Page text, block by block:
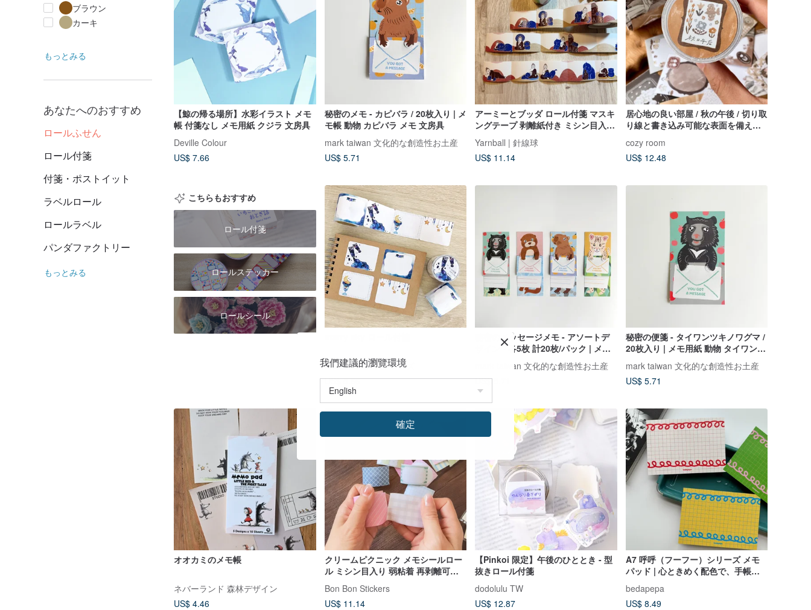
ブラウン
カーキ
もっとみる
あなたへのおすすめ
ロールふせん
ロール付箋
付箋・ポストイット
ラベルロール
ロールラベル
パンダファクトリー
もっとみる
【鯨の帰る場所】水彩イラスト メモ
帳 付箋なし メモ用紙 クジラ 文房具
Deville Colour
US$ 7.66
秘密のメモ - カピバラ / 20枚入り | メ
モ帳 動物 カピバラ メモ 文房具
mark taiwan 文化的な創造性お土産
US$ 5.71
アーミーとブッダ ロール付箋 マスキ
ングテープ 剥離紙付き ミシン目入り
書き込み可能 文房具
Yarnball | 針線球
US$ 11.14
居心地の良い部屋 / 秋の午後 / 切り取
り線と書き込み可能な表面を備えた
cozy room
US$ 12.48
こちらもおすすめ
ロール付箋
ロールステッカー
ロールシール
&colors アンドカラーズ
US$ 5.66
秘密のメッセージメモ - アソートデ
ザイン - 各5枚 計20枚/パック | メモ
帳 カワウソ カピバラ クロクマ オオ
mark taiwan 文化的な創造性お土産
US$ 5.71
秘密の便箋 - タイワンツキノワグマ /
20枚入り | メモ用紙 動物 タイワンツ
キノワグマ ツキノワグマ 便箋
mark taiwan 文化的な創造性お土産
US$ 5.71
オオカミのメモ帳
ネバーランド 森林デザイン
US$ 4.46
クリームピクニック メモシールロー
ル ミシン目入り 弱粘着 再剥離可能
幅 4cm 全長 5M
Bon Bon Stickers
US$ 11.14
【Pinkoi 限定】午後のひととき - 型
抜きロール付箋
dodolulu TW
US$ 12.87
A7 呼呼（フーフー）シリーズ メモ
パッド | 心ときめく配色で、手帳に
も挟める、さっと書き留めるメモ帳
bedapepa
US$ 8.49
我們建議的瀏覽環境
確定